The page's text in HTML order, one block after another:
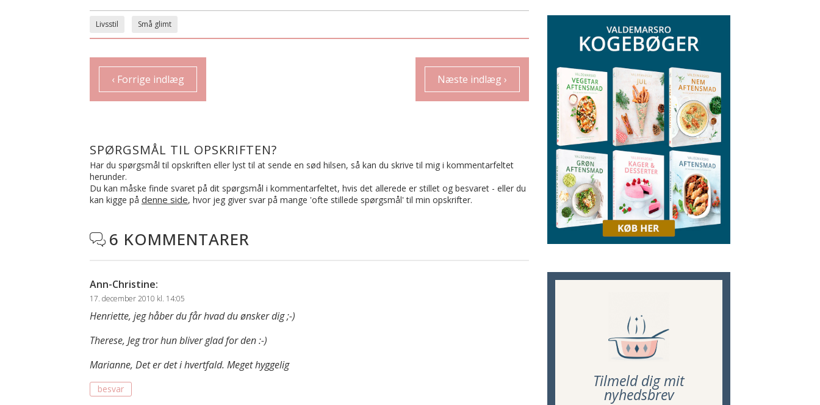
Livsstil Små glimt
‹ Forrige indlæg Næste indlæg ›
SPØRGSMÅL TIL OPSKRIFTEN?
Har du spørgsmål til opskriften eller lyst til at sende en sød hilsen, så kan du skrive til mig i kommentarfeltet
herunder.
Du kan måske finde svaret på dit spørgsmål i kommentarfeltet, hvis det allerede er stillet og besvaret - eller du
kan kigge på denne side, hvor jeg giver svar på mange 'ofte stillede spørgsmål' til min opskrifter.
 6 KOMMENTARER
Ann-Christine:
17. december 2010 kl. 14:05
Henriette, jeg håber du får hvad du ønsker dig ;-)
Therese, Jeg tror hun bliver glad for den :-)
Marianne, Det er det i hvertfald. Meget hyggelig
besvar Tilmeld dig mit
nyhedsbrev